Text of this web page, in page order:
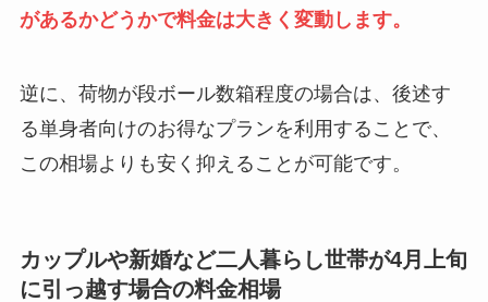
があるかどうかで料金は大きく変動します。
逆に、荷物が段ボール数箱程度の場合は、後述す
る単身者向けのお得なプランを利用することで、
この相場よりも安く抑えることが可能です。
カップルや新婚など二人暮らし世帯が4月上旬
に引っ越す場合の料金相場